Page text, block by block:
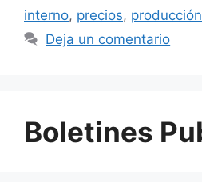
interno, precios,
Deja un comentario
Boletines